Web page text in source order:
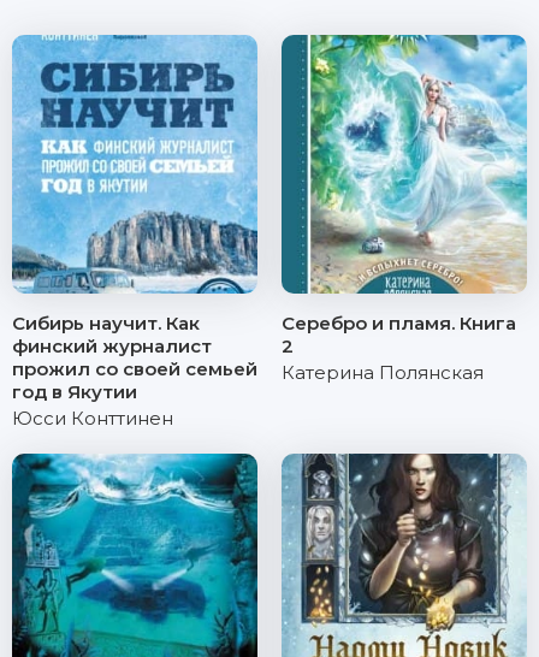
Сибирь научит. Как
финский журналист
прожил со своей семьей
год в Якутии
Юсси Конттинен
Серебро и пламя. Книга
2
Катерина Полянская